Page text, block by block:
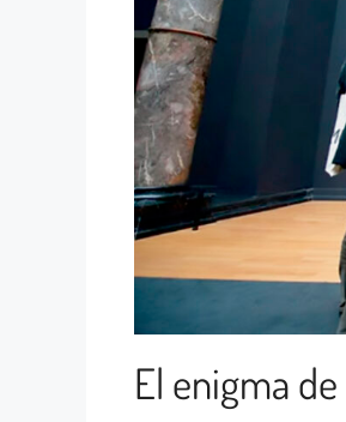
El enigma